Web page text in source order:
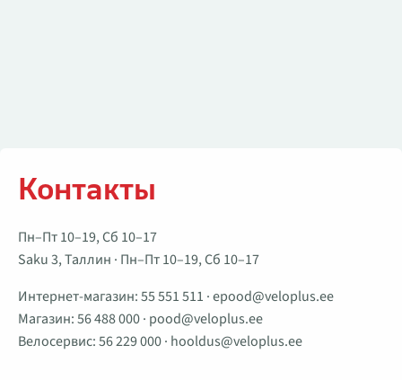
Контакты
Пн–Пт 10–19, Сб 10–17
Saku 3, Таллин · Пн–Пт 10–19, Сб 10–17
Интернет-магазин:55 551 511 ·epood@veloplus.ee
Магазин:56 488 000· pood@veloplus.ee
Велосервис:56 229 000· hooldus@veloplus.ee